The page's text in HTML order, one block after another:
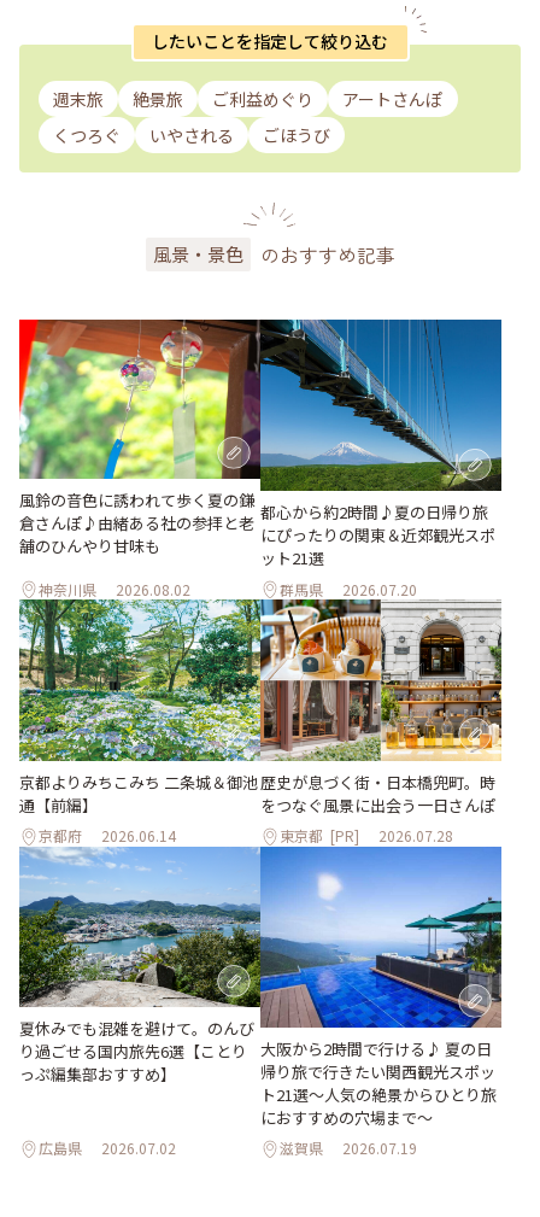
したいことを指定して絞り込む
週末旅 絶景旅 ご利益めぐり
アートさんぽ
くつろぐ
いやされる ごほうび
風景・景色 のおすすめ記事
風鈴の音色に誘われて歩く夏の鎌
倉さんぽ♪由緒ある社の参拝と老
舗のひんやり甘味も
神奈川県 2026.08.02
都心から約2時間♪夏の日帰り旅
にぴったりの関東＆近郊観光スポ
ット21選
群馬県 2026.07.20
京都よりみちこみち 二条城＆御池
通【前編】
京都府 2026.06.14
歴史が息づく街・日本橋兜町。時
をつなぐ風景に出会う一日さんぽ
東京都 [PR] 2026.07.28
夏休みでも混雑を避けて。のんび
り過ごせる国内旅先6選【ことり
っぷ編集部おすすめ】
広島県 2026.07.02
大阪から2時間で行ける♪ 夏の日
帰り旅で行きたい関西観光スポッ
ト21選～人気の絶景からひとり旅
におすすめの穴場まで～
滋賀県 2026.07.19